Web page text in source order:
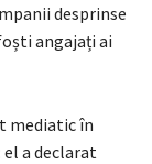
desprinse
angajați ai
mediatic în
a declarat